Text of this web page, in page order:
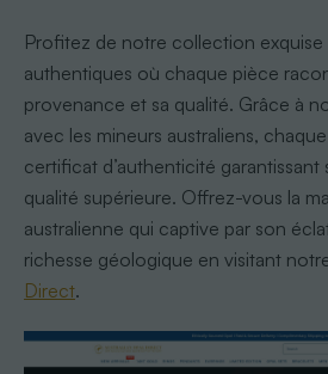
Profitez de notre collection exquise
authentiques où chaque pièce
provenance et sa qualité. Grâce à
avec les mineurs australiens,
certificat d’authenticité garantissant
qualité supérieure. Offrez-vous la
australienne qui captive par son
richesse géologique en visitant
Direct.